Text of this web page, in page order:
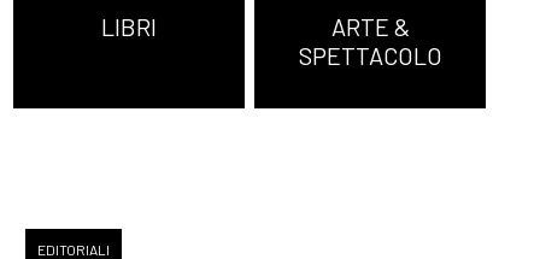
LIBRI
ARTE &
SPETTACOLO
EDITORIALI